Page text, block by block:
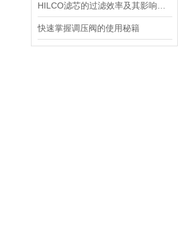
快速掌握调压阀的使用秘籍